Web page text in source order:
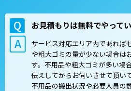
お見積もりは無料でやって
サービス対応エリア内であれば
や粗大ゴミの量が少ない場合は
す。不用品や粗大ゴミが多い場
伝えしてからお伺いさせて頂い
不用品の搬出状況や必要人員の